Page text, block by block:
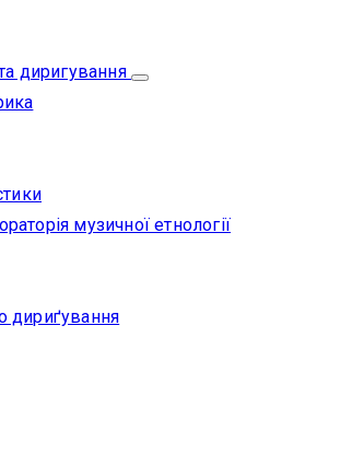
диригування
музичної етнології
дириґування